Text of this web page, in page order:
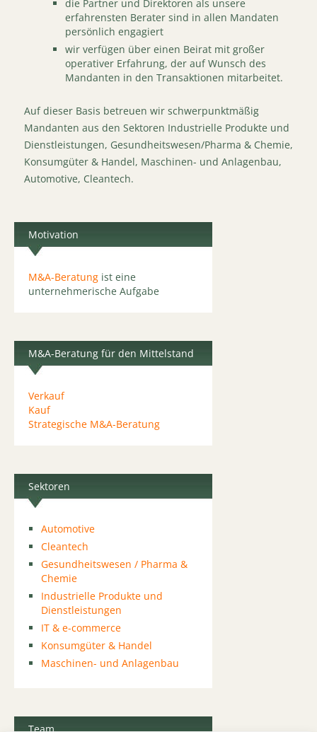
die Partner und Direktoren als unsere
erfahrensten Berater sind in allen Mandaten
persönlich engagiert
wir verfügen über einen Beirat mit großer
operativer Erfahrung, der auf Wunsch des
Mandanten in den Transaktionen mitarbeitet.
Auf dieser Basis betreuen wir schwerpunktmäßig
Mandanten aus den Sektoren Industrielle Produkte und
Dienstleistungen, Gesundheitswesen/Pharma & Chemie,
Konsumgüter & Handel, Maschinen- und Anlagenbau,
Automotive, Cleantech.
Motivation
M&A-Beratung ist eine
unternehmerische Aufgabe
M&A-Beratung für den Mittelstand
Verkauf
Kauf
Strategische M&A-Beratung
Sektoren
Automotive
Cleantech
Gesundheitswesen / Pharma &
Chemie
Industrielle Produkte und
Dienstleistungen
IT & e-commerce
Konsumgüter & Handel
Maschinen- und Anlagenbau
Team